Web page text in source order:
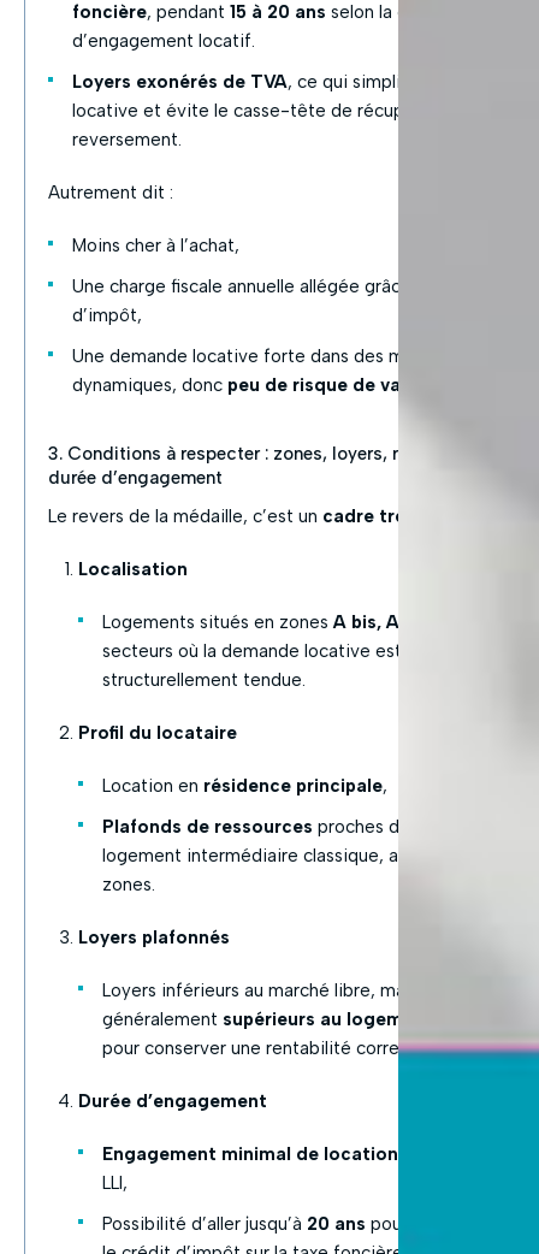
foncière, pendant 15 à 20 ans selon la durée
d’engagement locatif.
Loyers exonérés de TVA, ce qui simplifie la gestion
locative et évite le casse-tête de récupération /
reversement.
Autrement dit :
Moins cher à l’achat,
Une charge fiscale annuelle allégée grâce au crédit
d’impôt,
Une demande locative forte dans des marchés
dynamiques, donc peu de risque de vacance
3. Conditions à respecter : zones, loyers, ressources et
durée d’engagement
Le revers de la médaille, c’est un cadre très encadré
Localisation
Logements situés en zonesA bis, A et B1
secteurs où la demande locative est
structurellement tendue.
Profil du locataire
Location en résidence principale,
Plafonds de ressources proches de ceux du
logement intermédiaire classique, adaptés à ces
zones.
Loyers plafonnés
Loyers inférieurs au marché libre, mais
généralement supérieurs au logement social
pour conserver une rentabilité correcte.
Durée d’engagement
Engagement minimal de location de 15 ans
LLI,
Possibilité d’aller jusqu’à 20 ans pour maximiser